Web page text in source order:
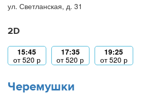
ул. Светланская, д. 31
2D
15:45
от520 р
17:35
от520 р
19:25
от520 р
Черемушки